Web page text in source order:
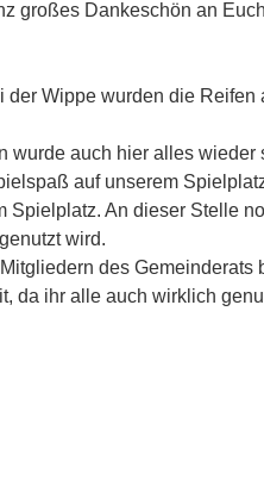
großes Dankeschön an
Wippe wurden die
wurde auch hier alles wieder
auf unserem
Spielplatz. An dieser Stelle
wird.
des Gemeinderats
da ihr alle auch wirklich